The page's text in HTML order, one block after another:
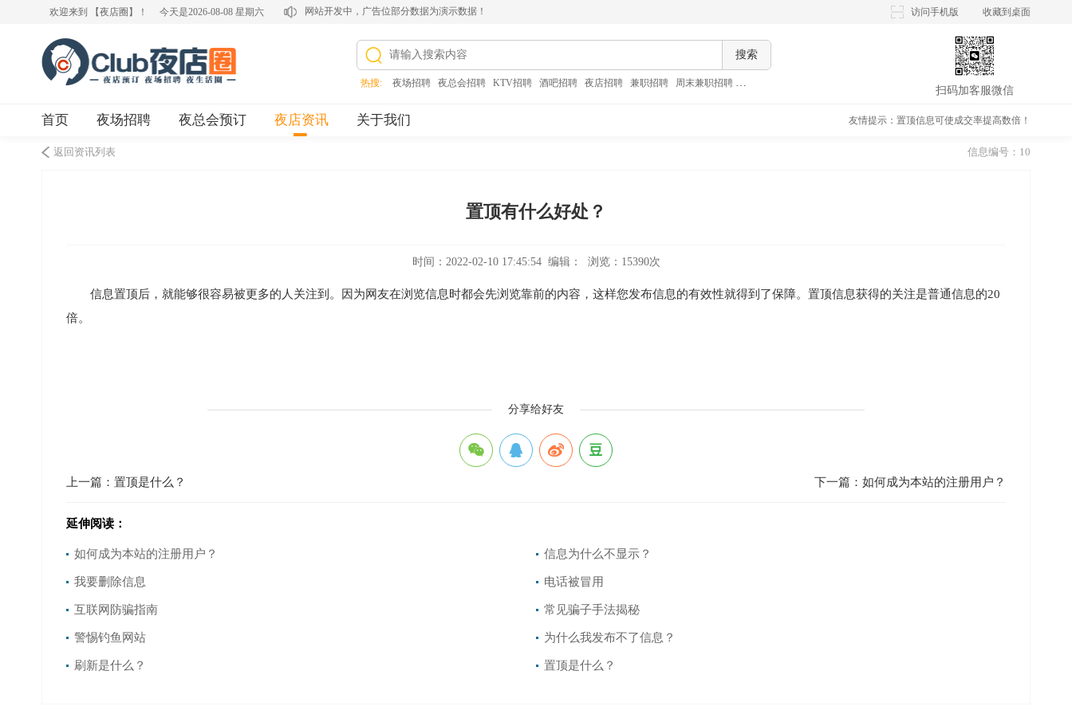
访问手机版 收藏到桌面
欢迎来到 【夜店圈】！ 今天是2026-08-08 星期六 网站开发中，广告位部分数据为演示数据！
搜索
热搜: 夜场招聘 夜总会招聘 KTV招聘 酒吧招聘 夜店招聘 兼职招聘 周末兼职招聘 晚上兼职招聘 ,
扫码加客服微信
首页 夜场招聘 夜总会预订 夜店资讯 关于我们 友情提示：置顶信息可使成交率提高数倍！
返回资讯列表 信息编号：10
置顶有什么好处？
时间：2022-02-10 17:45:54 编辑： 浏览：15390次
信息置顶后，就能够很容易被更多的人关注到。因为网友在浏览信息时都会先浏览靠前的内容，这样您发布信息的有效性就得到了保障。置顶信息获得的关注是普通信息的20
倍。
分享给好友
上一篇： 置顶是什么？ 下一篇： 如何成为本站的注册用户？
延伸阅读：
如何成为本站的注册用户？ 信息为什么不显示？
我要删除信息 电话被冒用
互联网防骗指南 常见骗子手法揭秘
警惕钓鱼网站 为什么我发布不了信息？
刷新是什么？ 置顶是什么？